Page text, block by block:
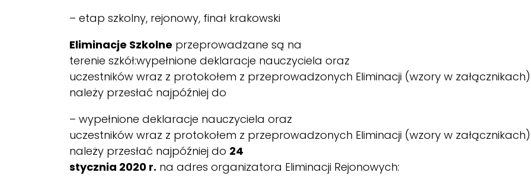
– etap szkolny, rejonowy, finał krakowski
Eliminacje Szkolne przeprowadzane są na
terenie szkół:wypełnione deklaracje nauczyciela oraz
uczestników wraz z protokołem z przeprowadzonych Eliminacji (wzory w załącznikach)
należy przesłać najpóźniej do
– wypełnione deklaracje nauczyciela oraz
uczestników wraz z protokołem z przeprowadzonych Eliminacji (wzory w załącznikach)
należy przesłać najpóźniej do 24
stycznia 2020 r. na adres organizatora Eliminacji Rejonowych: